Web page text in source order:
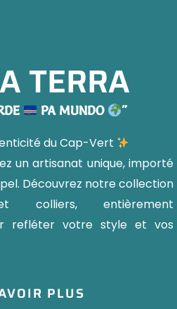
ATERRA
PA MUNDO "
du Cap-Vert
un artisanat unique, importé
Découvrez notre collection
entièrement
refléter votre style et vos
PLUS